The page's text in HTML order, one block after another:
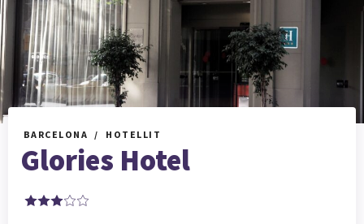
BARCELONA HOTELLIT
Glories Hotel